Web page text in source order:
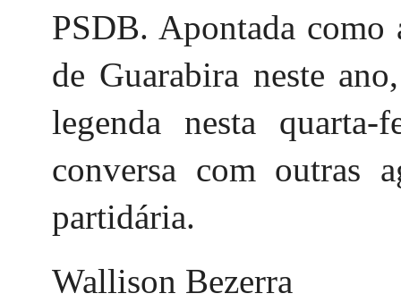
PSDB. Apontada como
de Guarabira neste
legenda nesta
conversa com outras
partidária.
Wallison Bezerra